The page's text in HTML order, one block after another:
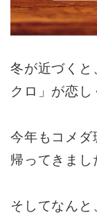
冬が近づくと
クロ」が恋し
今年もコメダ
帰ってきまし
そしてなん